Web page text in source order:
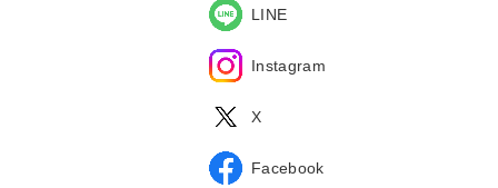
LINE
Instagram
X
Facebook